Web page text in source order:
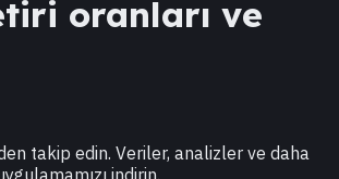
oranları ve
takip edin. Veriler, analizler ve daha
indirin.